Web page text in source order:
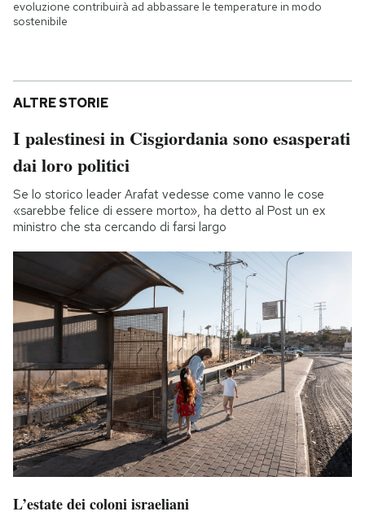
evoluzione contribuirà ad abbassare le temperature in modo
sostenibile
ALTRE STORIE
I palestinesi in Cisgiordania sono esasperati
dai loro politici
Se lo storico leader Arafat vedesse come vanno le cose
«sarebbe felice di essere morto», ha detto al Post un ex
ministro che sta cercando di farsi largo
L’estate dei coloni israeliani